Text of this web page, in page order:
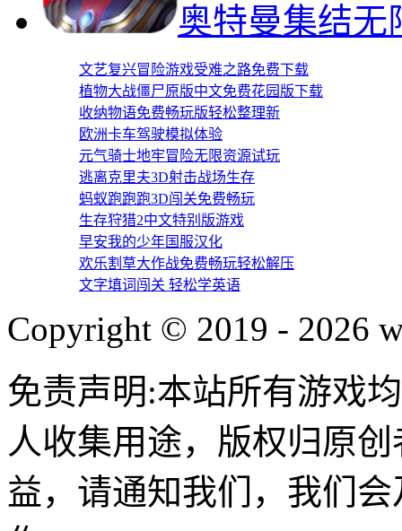
奥特曼集结无
文艺复兴冒险游戏受难之路免费下载
植物大战僵尸原版中文免费花园版下载
收纳物语免费畅玩版轻松整理新
欧洲卡车驾驶模拟体验
元气骑士地牢冒险无限资源试玩
逃离克里夫3D射击战场生存
蚂蚁跑跑跑3D闯关免费畅玩
生存狩猎2中文特别版游戏
早安我的少年国服汉化
欢乐割草大作战免费畅玩轻松解压
文字填词闯关 轻松学英语
Copyright © 2019 - 2026
免责声明:本站所有游戏
人收集用途，版权归原
益，请通知我们，我们